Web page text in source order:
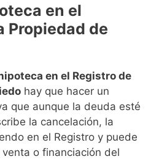
en el
Propiedad de
en el Registro de
hay que hacer un
que aunque la deuda esté
la cancelación, la
en el Registro y puede
o financiación del